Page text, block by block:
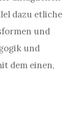
dazu etliche
und
und
dem einen,